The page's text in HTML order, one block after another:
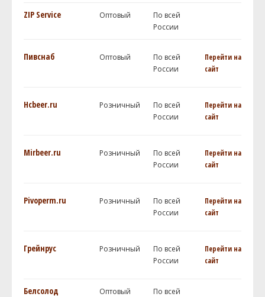
ZIP Service Оптовый
По всей
России
Пивснаб Оптовый
По всей
России
Перейти на
сайт
Hcbeer.ru Розничный
По всей
России
Перейти на
сайт
Mirbeer.ru Розничный
По всей
России
Перейти на
сайт
Pivoperm.ru Розничный
По всей
России
Перейти на
сайт
Грейнрус Розничный
По всей
России
Перейти на
сайт
Белсолод Оптовый
По всей